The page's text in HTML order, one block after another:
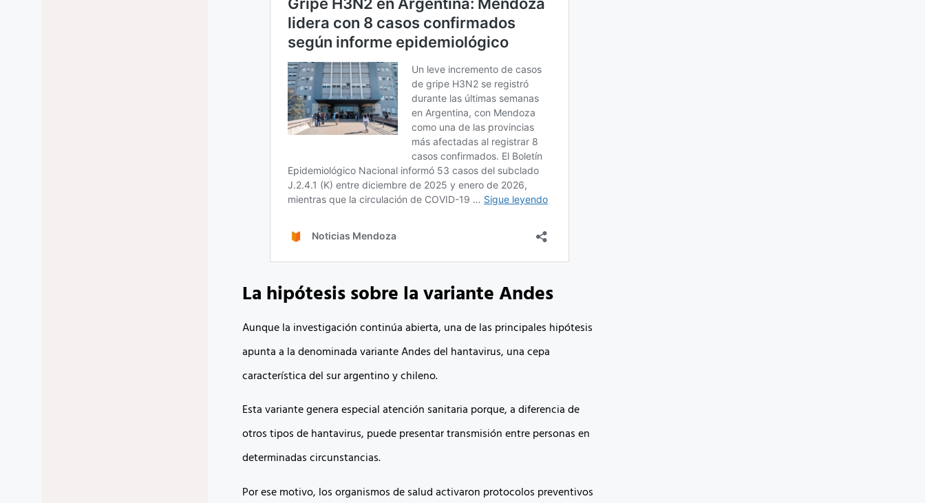
La hipótesis sobre la variante Andes
Aunque la investigación continúa abierta, una de las principales hipótesis
apunta a la denominada variante Andes del hantavirus, una cepa
característica del sur argentino y chileno.
Esta variante genera especial atención sanitaria porque, a diferencia de
otros tipos de hantavirus, puede presentar transmisión entre personas en
determinadas circunstancias.
Por ese motivo, los organismos de salud activaron protocolos preventivos